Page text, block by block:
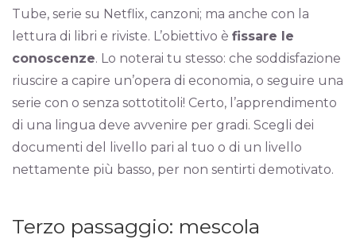
Tube, serie su Netflix, canzoni; ma anche con la
lettura di libri e riviste. L’obiettivo è fissare le
conoscenze. Lo noterai tu stesso: che soddisfazione
riuscire a capire un’opera di economia, o seguire una
serie con o senza sottotitoli! Certo, l’apprendimento
di una lingua deve avvenire per gradi. Scegli dei
documenti del livello pari al tuo o di un livello
nettamente più basso, per non sentirti demotivato.
Terzo passaggio: mescola